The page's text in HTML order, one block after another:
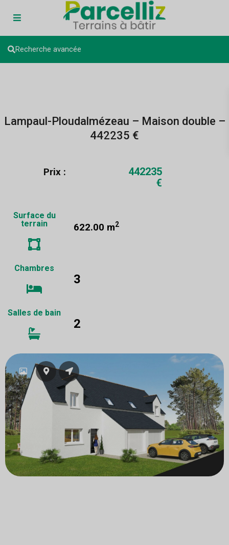
Recherche avancée
Lampaul-Ploudalmézeau – Maison double –
442235 €
Prix :
442235
€
Surface du
terrain
622.00 m2
Chambres
3
Salles de bain
2